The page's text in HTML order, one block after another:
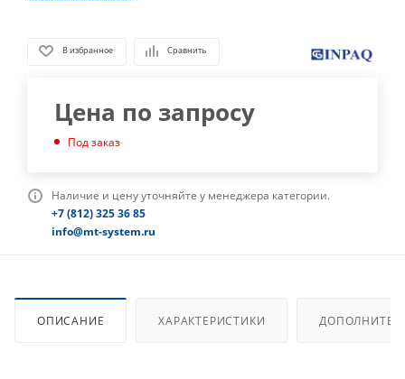
В избранное Сравнить
Цена по запросу
Под заказ
Наличие и цену уточняйте у менеджера категории.
+7 (812) 325 36 85
info@mt-system.ru
ОПИСАНИЕ ХАРАКТЕРИСТИКИ